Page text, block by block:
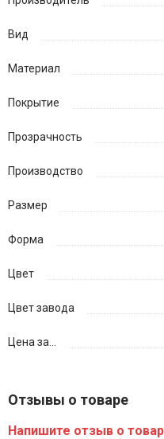
Вид
Материал
Покрытие
Прозрачность
Производство
Размер
Форма
Цвет
Цвет завода
Цена за...
Отзывы о товаре
Напишите отзыв о